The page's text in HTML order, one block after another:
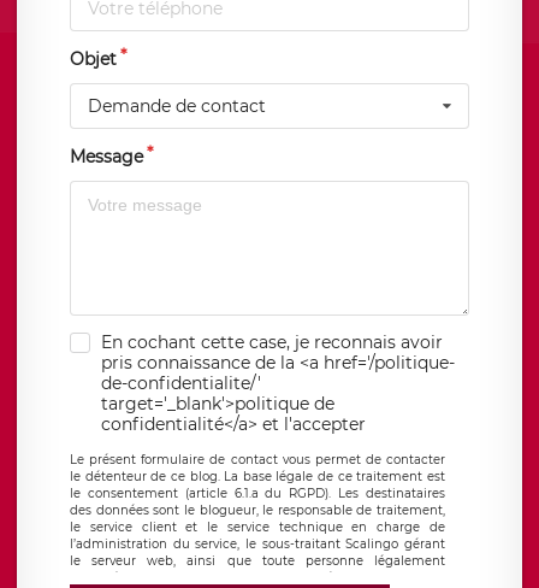
Objet
Demande de contact
Message
En cochant cette case, je reconnais avoir
pris connaissance de la <a href='/politique-
de-confidentialite/'
target='_blank'>politique de
confidentialité</a> et l'accepter
Le présent formulaire de contact vous permet de contacter
le détenteur de ce blog. La base légale de ce traitement est
le consentement (article 6.1.a du RGPD). Les destinataires
des données sont le blogueur, le responsable de traitement,
le service client et le service technique en charge de
l’administration du service, le sous-traitant Scalingo gérant
le serveur web, ainsi que toute personne légalement
autorisée. Le formulaire de contact à destination du